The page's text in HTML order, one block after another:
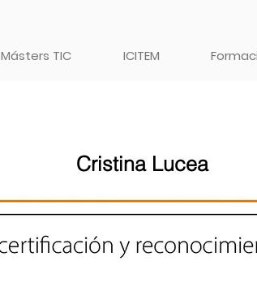
Másters TIC ICITEM
Cristina Lucea